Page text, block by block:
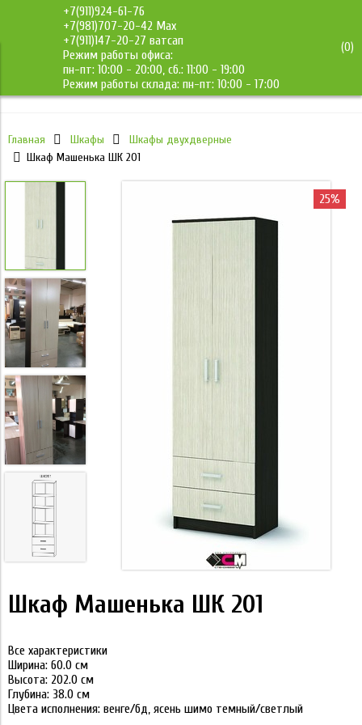
+7(911)924-61-76
+7(981)707-20-42 Max
+7(911)147-20-27 ватсап
Режим работы офиса:
пн-пт: 10:00 - 20:00, сб.: 11:00 - 19:00
Режим работы склада: пн-пт: 10:00 - 17:00
(0)
ДМС-Мебель
Главная Шкафы
Шкафы двухдверные
Шкаф Машенька ШК 201
25%
Шкаф Машенька ШК 201
Все характеристики
Ширина: 60.0 см
Высота: 202.0 см
Глубина: 38.0 см
Цвета исполнения: венге/бд, ясень шимо темный/светлый